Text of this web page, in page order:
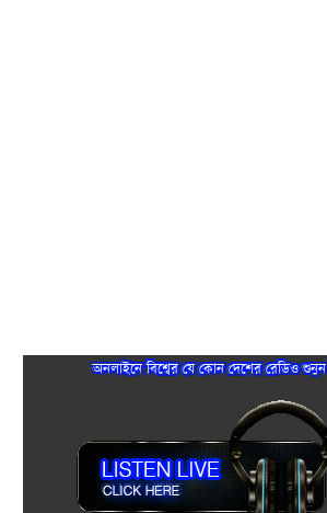
অনলাইনে বিশ্বের যে কোন দেশের রেডিও শুনুন